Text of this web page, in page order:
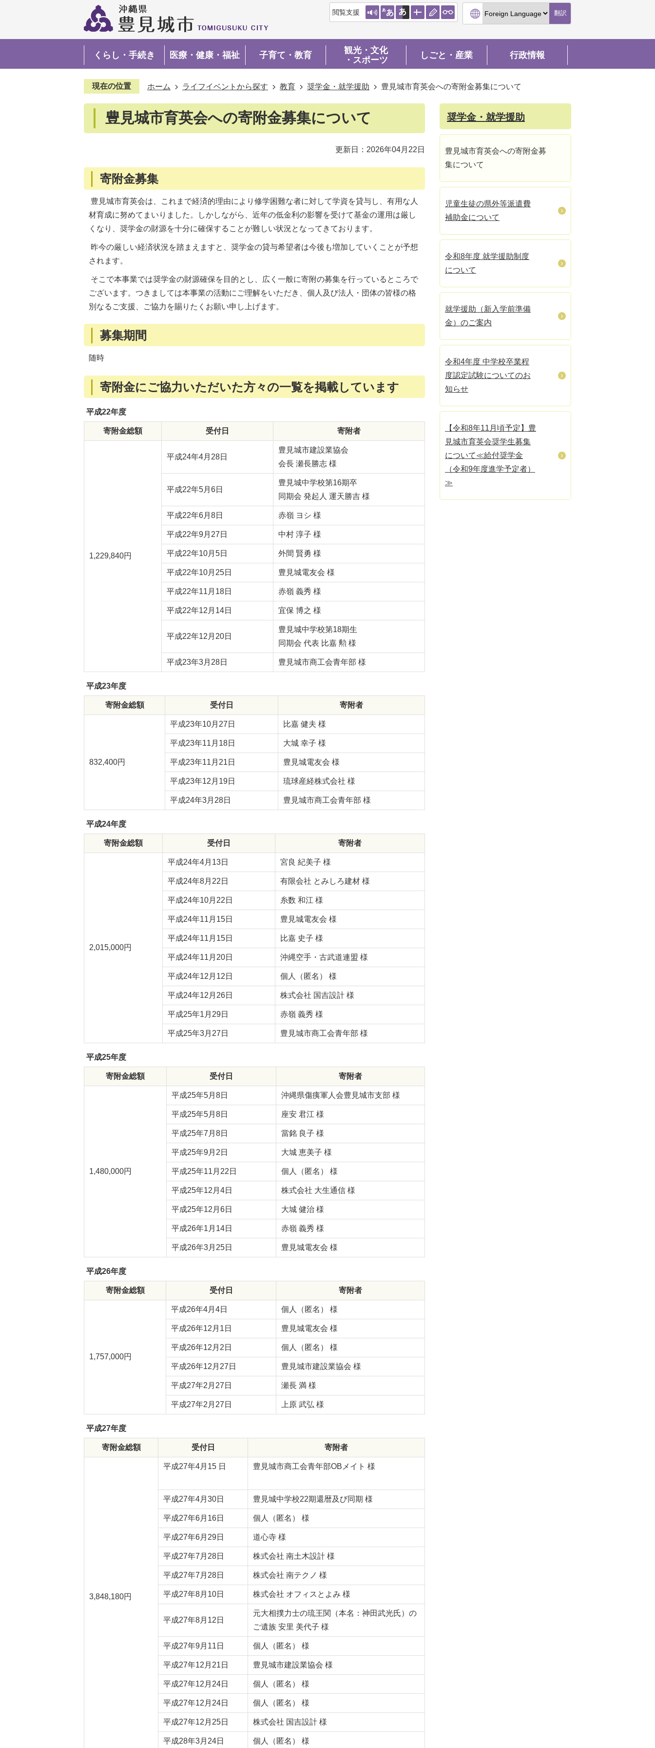
閲覧支援 翻訳
くらし・手続き 医療・健康・福祉 子育て・教育
観光・文化
・スポーツ
しごと・産業 行政情報
現在の位置 ホーム ライフイベントから探す 教育 奨学金・就学援助 豊見城市育英会への寄附金募集について
豊見城市育英会への寄附金募集について
更新日：2026年04月22日
寄附金募集
豊見城市育英会は、これまで経済的理由により修学困難な者に対して学資を貸与し、有用な人
材育成に努めてまいりました。しかしながら、近年の低金利の影響を受けて基金の運用は厳し
くなり、奨学金の財源を十分に確保することが難しい状況となってきております。
昨今の厳しい経済状況を踏まえますと、奨学金の貸与希望者は今後も増加していくことが予想
されます。
そこで本事業では奨学金の財源確保を目的とし、広く一般に寄附の募集を行っているところで
ございます。つきましては本事業の活動にご理解をいただき、個人及び法人・団体の皆様の格
別なるご支援、ご協力を賜りたくお願い申し上げます。
募集期間
随時
寄附金にご協力いただいた方々の一覧を掲載しています
平成22年度
寄附金総額 受付日 寄附者
1,229,840円
平成24年4月28日
豊見城市建設業協会
会長 瀬長勝志 様
平成22年5月6日
豊見城中学校第16期卒
同期会 発起人 運天勝吉 様
平成22年6月8日 赤嶺 ヨシ 様
平成22年9月27日 中村 淳子 様
平成22年10月5日 外間 賢勇 様
平成22年10月25日 豊見城電友会 様
平成22年11月18日 赤嶺 義秀 様
平成22年12月14日 宜保 博之 様
平成22年12月20日
豊見城中学校第18期生
同期会 代表 比嘉 勲 様
平成23年3月28日 豊見城市商工会青年部 様
平成23年度
寄附金総額 受付日 寄附者
832,400円
平成23年10月27日 比嘉 健夫 様
平成23年11月18日 大城 幸子 様
平成23年11月21日 豊見城電友会 様
平成23年12月19日 琉球産経株式会社 様
平成24年3月28日 豊見城市商工会青年部 様
平成24年度
寄附金総額 受付日 寄附者
2,015,000円
平成24年4月13日 宮良 紀美子 様
平成24年8月22日 有限会社 とみしろ建材 様
平成24年10月22日 糸数 和江 様
平成24年11月15日 豊見城電友会 様
平成24年11月15日 比嘉 史子 様
平成24年11月20日 沖縄空手・古武道連盟 様
平成24年12月12日 個人（匿名） 様
平成24年12月26日 株式会社 国吉設計 様
平成25年1月29日 赤嶺 義秀 様
平成25年3月27日 豊見城市商工会青年部 様
平成25年度
寄附金総額 受付日 寄附者
1,480,000円
平成25年5月8日 沖縄県傷痍軍人会豊見城市支部 様
平成25年5月8日 座安 君江 様
平成25年7月8日 當銘 良子 様
平成25年9月2日 大城 恵美子 様
平成25年11月22日 個人（匿名） 様
平成25年12月4日 株式会社 大生通信 様
平成25年12月6日 大城 健治 様
平成26年1月14日 赤嶺 義秀 様
平成26年3月25日 豊見城電友会 様
平成26年度
寄附金総額 受付日 寄附者
1,757,000円
平成26年4月4日 個人（匿名） 様
平成26年12月1日 豊見城電友会 様
平成26年12月2日 個人（匿名） 様
平成26年12月27日 豊見城市建設業協会 様
平成27年2月27日 瀬長 満 様
平成27年2月27日 上原 武弘 様
平成27年度
寄附金総額 受付日 寄附者
3,848,180円
平成27年4月15 日 豊見城市商工会青年部OBメイト 様
平成27年4月30日 豊見城中学校22期還暦及び同期 様
平成27年6月16日 個人（匿名） 様
平成27年6月29日 道心寺 様
平成27年7月28日 株式会社 南土木設計 様
平成27年7月28日 株式会社 南テクノ 様
平成27年8月10日 株式会社 オフィスとよみ 様
平成27年8月12日
元大相撲力士の琉王関（本名：神田武光氏）の
ご遺族 安里 美代子 様
平成27年9月11日 個人（匿名） 様
平成27年12月21日 豊見城市建設業協会 様
平成27年12月24日 個人（匿名） 様
平成27年12月24日 個人（匿名） 様
平成27年12月25日 株式会社 国吉設計 様
平成28年3月24日 個人（匿名） 様
奨学金・就学援助
豊見城市育英会への寄附金募
集について
児童生徒の県外等派遣費
補助金について
令和8年度 就学援助制度
について
就学援助（新入学前準備
金）のご案内
令和4年度 中学校卒業程
度認定試験についてのお
知らせ
【令和8年11月頃予定】豊
見城市育英会奨学生募集
について≪給付奨学金
（令和9年度進学予定者）
≫